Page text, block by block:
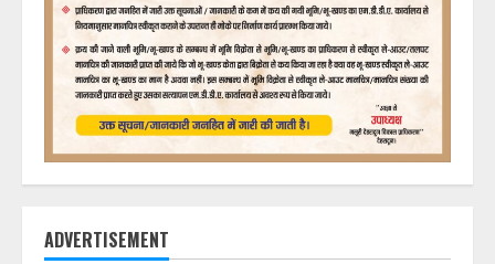
ADVERTISEMENT